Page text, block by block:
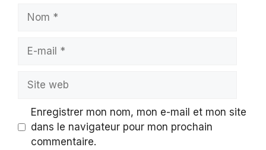
Nom
Site
Enregistrer mon nom, mon e-mail et mon site
dans le navigateur pour mon prochain
commentaire.